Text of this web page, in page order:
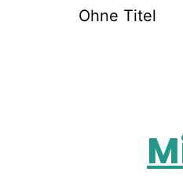
Ohne Titel